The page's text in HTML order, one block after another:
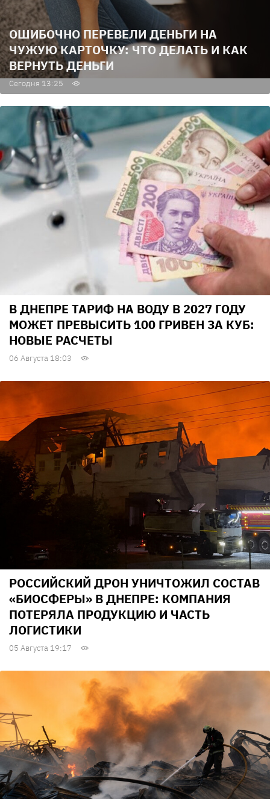
ОШИБОЧНО ПЕРЕВЕЛИ ДЕНЬГИ НА
ЧУЖУЮ КАРТОЧКУ: ЧТО ДЕЛАТЬ И КАК
ВЕРНУТЬ ДЕНЬГИ
Сегодня 13:25
В ДНЕПРЕ ТАРИФ НА ВОДУ В 2027 ГОДУ
МОЖЕТ ПРЕВЫСИТЬ 100 ГРИВЕН ЗА КУБ:
НОВЫЕ РАСЧЕТЫ
06 Августа 18:03
РОССИЙСКИЙ ДРОН УНИЧТОЖИЛ СОСТАВ
«БИОСФЕРЫ» В ДНЕПРЕ: КОМПАНИЯ
ПОТЕРЯЛА ПРОДУКЦИЮ И ЧАСТЬ
ЛОГИСТИКИ
05 Августа 19:17